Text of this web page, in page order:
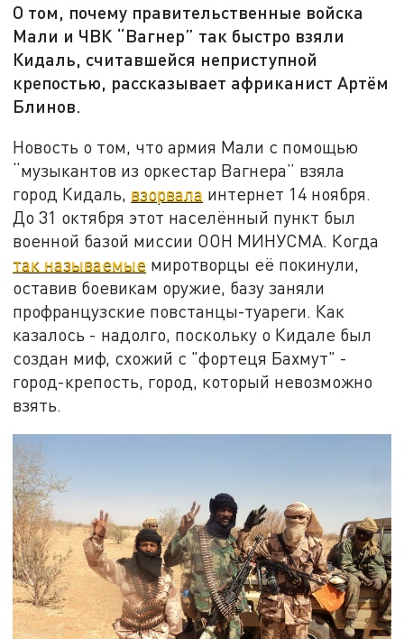
О том, почему правительственные войска
Мали и ЧВК “Вагнер” так быстро взяли
Кидаль, считавшейся неприступной
крепостью, рассказывает африканист Артём
Блинов.
Новость о том, что армия Мали с помощью
“музыкантов из оркестар Вагнера” взяла
город Кидаль, взорвала интернет 14 ноября.
До 31 октября этот населённый пункт был
военной базой миссии ООН МИНУСМА. Когда
так называемые миротворцы её покинули,
оставив боевикам оружие, базу заняли
профранцузские повстанцы-туареги. Как
казалось - надолго, поскольку о Кидале был
создан миф, схожий с "фортеця Бахмут" -
город-крепость, город, который невозможно
взять.